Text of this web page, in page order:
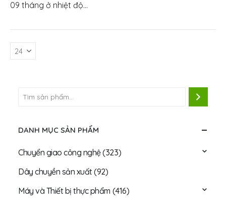
09 tháng ở nhiệt độ…
DANH MỤC SẢN PHẨM
Chuyển giao công nghệ(323)
Dây chuyền sản xuất(92)
Máy và Thiết bị thực phẩm (416)